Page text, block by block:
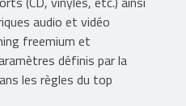
audio et vidéo
freemium et
définis par la
les règles du top